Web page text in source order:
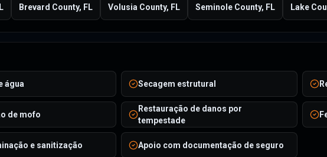
Brevard County, FL Volusia County, FL Seminole County, FL Lake
água Secagem estrutural
de mofo
Restauração de danos por
tempestade
e sanitização Apoio com documentação de seguro